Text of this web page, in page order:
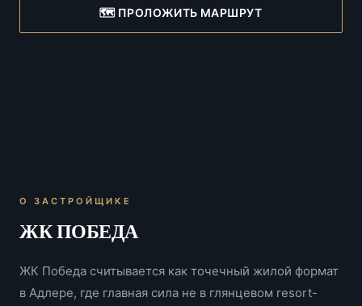
🗺️ ПРОЛОЖИТЬ МАРШРУТ
О ЗАСТРОЙЩИКЕ
ЖК ПОБЕДА
ЖК Победа считывается как точечный жилой формат
в Адлере, где главная сила не в глянцевом resort-